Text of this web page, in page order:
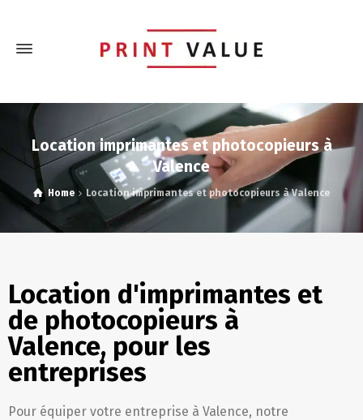
Location imprimantes et photocopieurs à
Valence
Home Location imprimantes et photocopieurs à Valence
Location d'imprimantes et
de photocopieurs à
Valence, pour les
entreprises
Pour équiper votre entreprise à Valence, notre